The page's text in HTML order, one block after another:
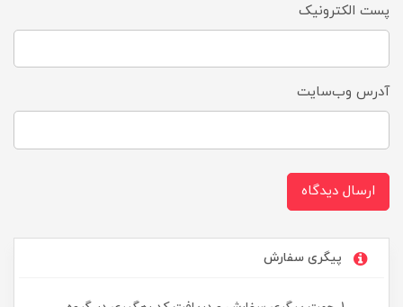
پست الکترونیک
آدرس وب‌سایت
ارسال دیدگاه
پیگری سفارش